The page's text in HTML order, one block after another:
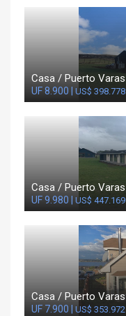
Casa / Puerto Varas
UF 8.900 | US$ 398.778
Casa / Puerto Varas
UF 9.980 | US$ 447.169
Casa / Puerto Varas
UF 7.900 | US$ 353.972